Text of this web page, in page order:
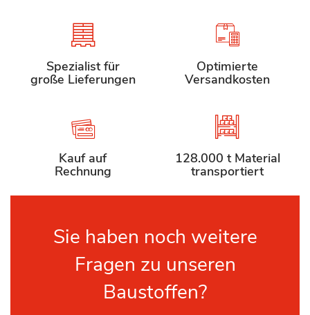
Spezialist für
große Lieferungen
Optimierte
Versandkosten
Kauf auf
Rechnung
128.000 t Material
transportiert
Sie haben noch weitere
Fragen zu unseren
Baustoffen?